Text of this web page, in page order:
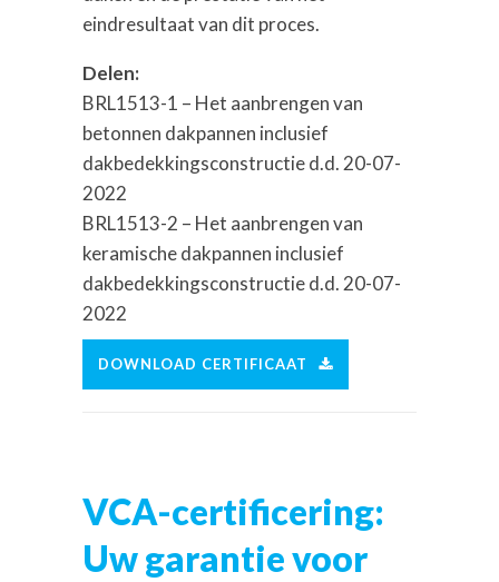
eindresultaat van dit proces.
Delen:
BRL1513-1 – Het aanbrengen van
betonnen dakpannen inclusief
dakbedekkingsconstructie d.d. 20-07-
2022
BRL1513-2 – Het aanbrengen van
keramische dakpannen inclusief
dakbedekkingsconstructie d.d. 20-07-
2022
DOWNLOAD CERTIFICAAT
VCA-certificering:
Uw garantie voor